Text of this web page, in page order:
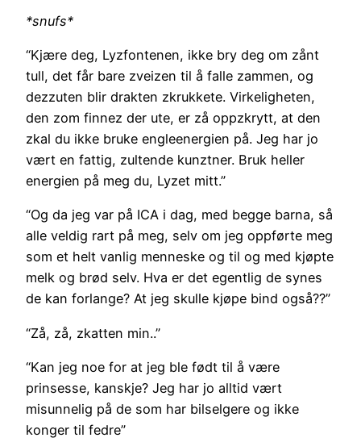
*snufs*
“Kjære deg, Lyzfontenen, ikke bry deg om zånt
tull, det får bare zveizen til å falle zammen, og
dezzuten blir drakten zkrukkete. Virkeligheten,
den zom finnez der ute, er zå oppzkrytt, at den
zkal du ikke bruke engleenergien på. Jeg har jo
vært en fattig, zultende kunztner. Bruk heller
energien på meg du, Lyzet mitt.”
“Og da jeg var på ICA i dag, med begge barna, så
alle veldig rart på meg, selv om jeg oppførte meg
som et helt vanlig menneske og til og med kjøpte
melk og brød selv. Hva er det egentlig de synes
de kan forlange? At jeg skulle kjøpe bind også??”
“Zå, zå, zkatten min..”
“Kan jeg noe for at jeg ble født til å være
prinsesse, kanskje? Jeg har jo alltid vært
misunnelig på de som har bilselgere og ikke
konger til fedre”